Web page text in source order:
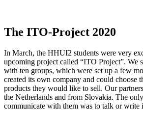
The ITO-Project 2020
In March, the HHUI2 students were very
upcoming project called “ITO Project”. We
with ten groups, which were set up a few
created its own company and could choose
products they would like to sell. Our
the Netherlands and from Slovakia. The
communicate with them was to talk or write